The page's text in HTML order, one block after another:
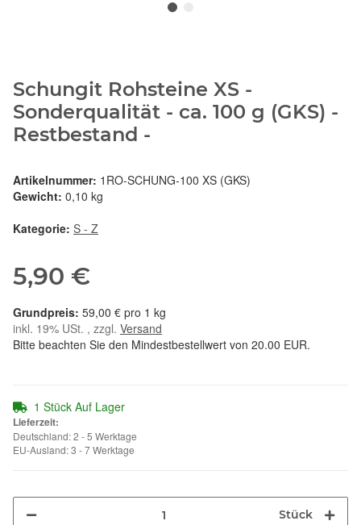
Schungit Rohsteine XS -
Sonderqualität - ca. 100 g (GKS) -
Restbestand -
Artikelnummer: 1RO-SCHUNG-100 XS (GKS)
Gewicht: 0,10 kg
Kategorie: S - Z
5,90 €
59,00 € pro 1 kg
inkl. 19% USt. , zzgl. Versand
Bitte beachten Sie den Mindestbestellwert von 20.00 EUR.
1 Stück Auf Lager
Lieferzeit:
Deutschland: 2 - 5 Werktage
EU-Ausland: 3 - 7 Werktage
Stück